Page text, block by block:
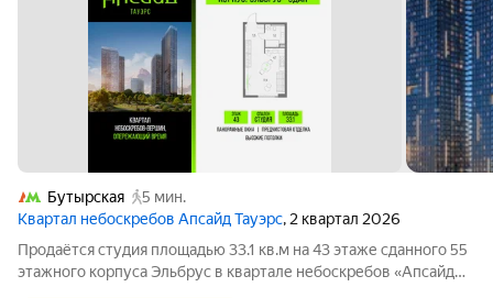
Бутырская
5 мин.
Квартал небоскребов Апсайд Тауэрс, 2 квартал 2026
Продаётся студия площадью 33.1 кв.м на 43 этаже сданного 55
этажного корпуса Эльбрус в квартале небоскребов «Апсайд